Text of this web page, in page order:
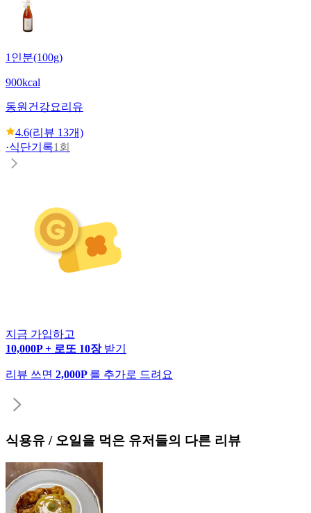
1인분(100g)
900kcal
동원 건강요리유
4.6(리뷰 13개)
·식단기록1회
지금 가입하고
10,000P + 로또 10장 받기
리뷰 쓰면 2,000P 를 추가로 드려요
식용유 / 오일 을 먹은 유저들의 다른 리뷰